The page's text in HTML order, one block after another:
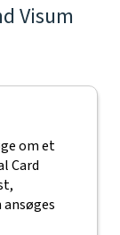
Visum
om et
Card